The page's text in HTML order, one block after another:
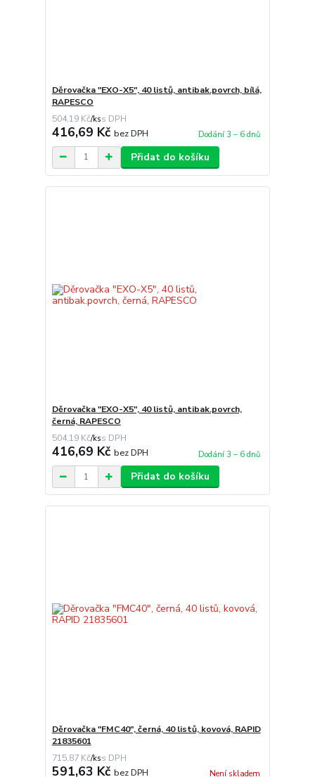
Děrovačka "EXO-X5", 40 listů, antibak.povrch, bílá,
RAPESCO
504,19 Kč/ks
416,69 Kč bez DPH Dodání 3 – 6 dnů
Přidat do košíku
Děrovačka "EXO-X5", 40 listů, antibak.povrch,
černá, RAPESCO
504,19 Kč/ks
416,69 Kč bez DPH Dodání 3 – 6 dnů
Přidat do košíku
Děrovačka "FMC40", černá, 40 listů, kovová, RAPID
21835601
715,87 Kč/ks
591,63 Kč bez DPH Není skladem